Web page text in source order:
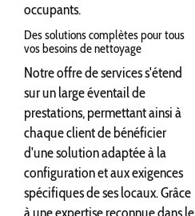
occupants.
Des solutions complètes pour tous
vos besoins de nettoyage
Notre offre de services s'étend
sur un large éventail de
prestations, permettant ainsi à
chaque client de bénéficier
d'une solution adaptée à la
configuration et aux exigences
spécifiques de ses locaux. Grâce